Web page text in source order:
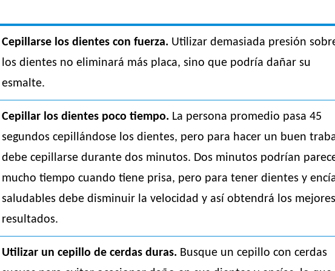
Cepillarse los dientes con fuerza. Utilizar demasiada presión
los dientes no eliminará más placa, sino que podría dañar su
esmalte.
Cepillar los dientes poco tiempo. La persona promedio pasa 45
segundos cepillándose los dientes, pero para hacer un buen
debe cepillarse durante dos minutos. Dos minutos podrían
mucho tiempo cuando tiene prisa, pero para tener dientes y
saludables debe disminuir la velocidad y así obtendrá los mejores
resultados.
Utilizar un cepillo de cerdas duras. Busque un cepillo con cerdas